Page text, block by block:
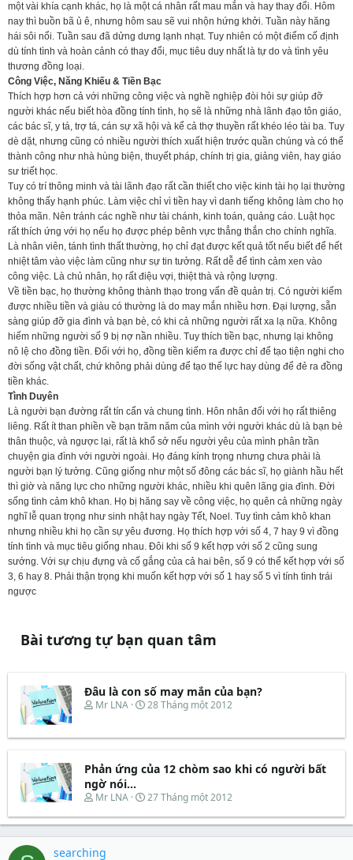
một vài khía cạnh khác, họ là một cá nhân rất mau mắn và hay thay đổi. Hôm
nay thì buồn bã ủ ê, nhưng hôm sau sẽ vui nhộn hứng khởi. Tuần này hăng
hái sôi nổi. Tuần sau đã dửng dưng lạnh nhạt. Tuy nhiên có một điểm cố định
dù tính tình và hoàn cảnh có thay đổi, mục tiêu duy nhất là tự do và tình yêu
thương đồng loại.
Công Việc, Năng Khiếu & Tiền Bạc
Thích hợp hơn cả với những công việc và nghề nghiệp đòi hỏi sự giúp đỡ
người khác nếu biết hòa đồng tính tình, họ sẽ là những nhà lãnh đạo tôn giáo,
các bác sĩ, y tá, trợ tá, cán sự xã hội và kể cả thợ thuyền rất khéo léo tài ba. Tuy
dè dặt, nhưng cũng có nhiều người thích xuất hiện trước quần chúng và có thể
thành công như nhà hùng biện, thuyết pháp, chính trị gia, giảng viên, hay giáo
sư triết học.
Tuy có trí thông minh và tài lãnh đạo rất cần thiết cho việc kinh tài họ lại thường
không thấy hạnh phúc. Làm việc chỉ vì tiền hay vì danh tiếng không làm cho họ
thỏa mãn. Nên tránh các nghề như tài chánh, kinh toán, quảng cáo. Luật học
rất thích ứng với họ nếu họ được phép bênh vực thẳng thắn cho chính nghĩa.
Là nhân viên, tánh tình thất thường, họ chỉ đạt được kết quả tốt nếu biết để hết
nhiệt tâm vào việc làm cũng như sự tin tưởng. Rất dễ để tình cảm xen vào
công việc. Là chủ nhân, họ rất điệu vợi, thiệt thà và rộng lượng.
Về tiền bạc, họ thường không thành thạo trong vấn đề quản trị. Có người kiếm
được nhiều tiền và giàu có thường là do may mắn nhiều hơn. Đại lượng, sẵn
sàng giúp đỡ gia đình và bạn bè, có khi cả những người rất xa lạ nữa. Không
hiếm những người số 9 bị nợ nần nhiều. Tuy thích tiền bạc, nhưng lại không
nô lệ cho đồng tiền. Đối với họ, đồng tiền kiếm ra được chỉ để tạo tiện nghi cho
đời sống vật chất, chứ không phải dùng để tạo thế lực hay dùng để đẻ ra đồng
tiền khác.
Tình Duyên
Là người bạn đường rất tín cẩn và chung tình. Hôn nhân đối với họ rất thiêng
liêng. Rất ít than phiền về bạn trăm năm của mình với người khác dù là bạn bè
thân thuộc, và ngược lại, rất là khổ sở nếu người yêu của mình phân trần
chuyện gia đình với người ngoài. Họ đáng kính trọng nhưng chưa phải là
người bạn lý tưởng. Cũng giống như một số đông các bác sĩ, họ giành hầu hết
thì giờ và năng lực cho những người khác, nhiều khi quên lãng gia đình. Đời
sống tình cảm khô khan. Họ bị hăng say về công việc, họ quên cả những ngày
nghĩ lễ quan trọng như sinh nhật hay ngày Tết, Noel. Tuy tình cảm khô khan
nhưng nhiều khi họ cần sự yêu đương. Họ thích hợp với số 4, 7 hay 9 vì đồng
tính tình và mục tiêu giống nhau. Đôi khi số 9 kết hợp với số 2 cũng sung
sướng. Với sự chịu đựng và cố gắng của cả hai bên, số 9 có thể kết hợp với số
3, 6 hay 8. Phải thận trọng khi muốn kết hợp với số 1 hay số 5 vì tính tình trái
ngược
Bài tương tự bạn quan tâm
Đâu là con số may mắn của bạn?
T
e
d
s
t
a
r
t
r
Mr LNA
N
y
ắ
đ
ầ
u
28 Tháng một 2012
Phản ứng của 12 chòm sao khi có người bất
ngờ nói...
T
r
e
Mr LNA
N
à
y
27 Tháng một 2012
searching